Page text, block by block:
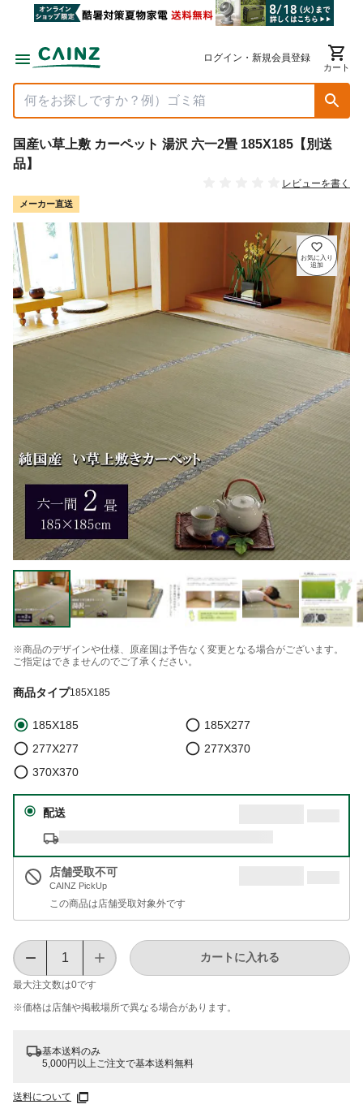
ログイン・新規会員登録
カート
国産い草上敷 カーペット 湯沢 六一2畳 185X185【別送
品】
レビューを書く
メーカー直送
※商品のデザインや仕様、原産国は予告なく変更となる場合がございます。
ご指定はできませんのでご了承ください。
商品タイプ185X185
185X185
185X277
277X277
277X370
370X370
配送
店舗受取不可
CAINZ PickUp
この商品は店舗受取対象外です
最大注文数は0です
カートに入れる
※価格は​店舗や​掲載場所で​異なる​場合が​あります。
基本送料のみ
5,000円以上ご注文で基本送料無料
送料について